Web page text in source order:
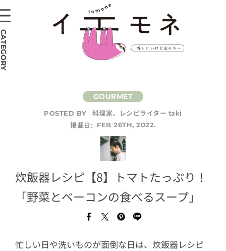
POSTED BY
料理家、レシピライター taki
掲載日:
FEB 26TH, 2022.
炊飯器レシピ【8】トマトたっぷり！
「野菜とベーコンの食べるスープ」
忙しい日や洗いものが面倒な日は、炊飯器レシピ